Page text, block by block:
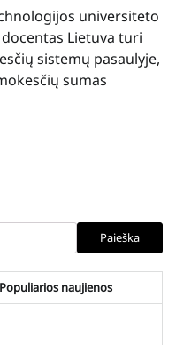
universiteto
Lietuva turi
sistemų pasaulyje,
sumas
Paieška
Populiarios naujienos